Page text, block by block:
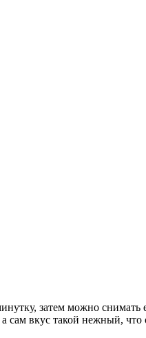
затем можно
вкус такой нежный,